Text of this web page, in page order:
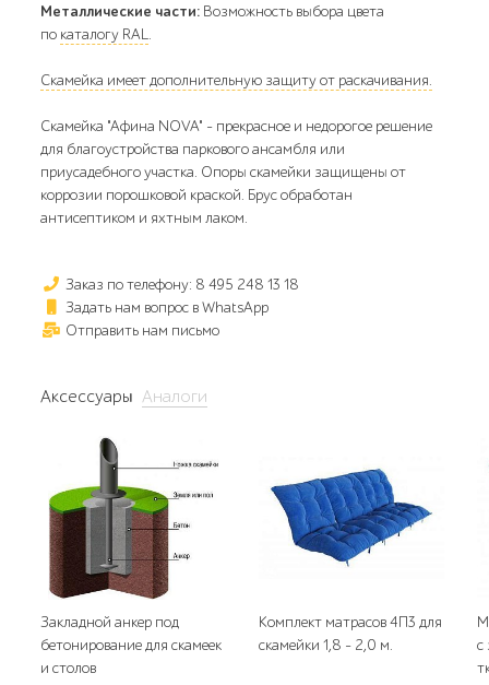
Металлические части: Возможность выбора цвета
по каталогу RAL.
Скамейка имеет дополнительную защиту от раскачивания.
Скамейка "Афина NOVA" - прекрасное и недорогое решение
для благоустройства паркового ансамбля или
приусадебного участка. Опоры скамейки защищены от
коррозии порошковой краской. Брус обработан
антисептиком и яхтным лаком.
Заказ по телефону: 8 495 248 13 18
Задать нам вопрос в WhatsApp
Отправить нам письмо
Аксессуары Аналоги
Закладной анкер под
бетонирование для скамеек
и столов
Комплект матрасов 4П3 для
скамейки 1,8 - 2,0 м.
с